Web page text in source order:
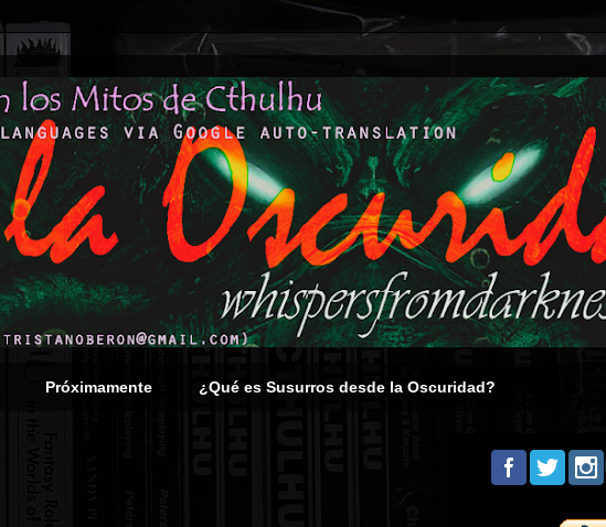
Próximamente ¿Qué es Susurros desde la Oscuridad?